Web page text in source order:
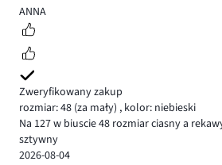
4
ANNA
Zweryfikowany zakup
rozmiar: 48 (za mały) , kolor: niebieski
Na 127 w biuscie 48 rozmiar ciasny a
sztywny
2026-08-04